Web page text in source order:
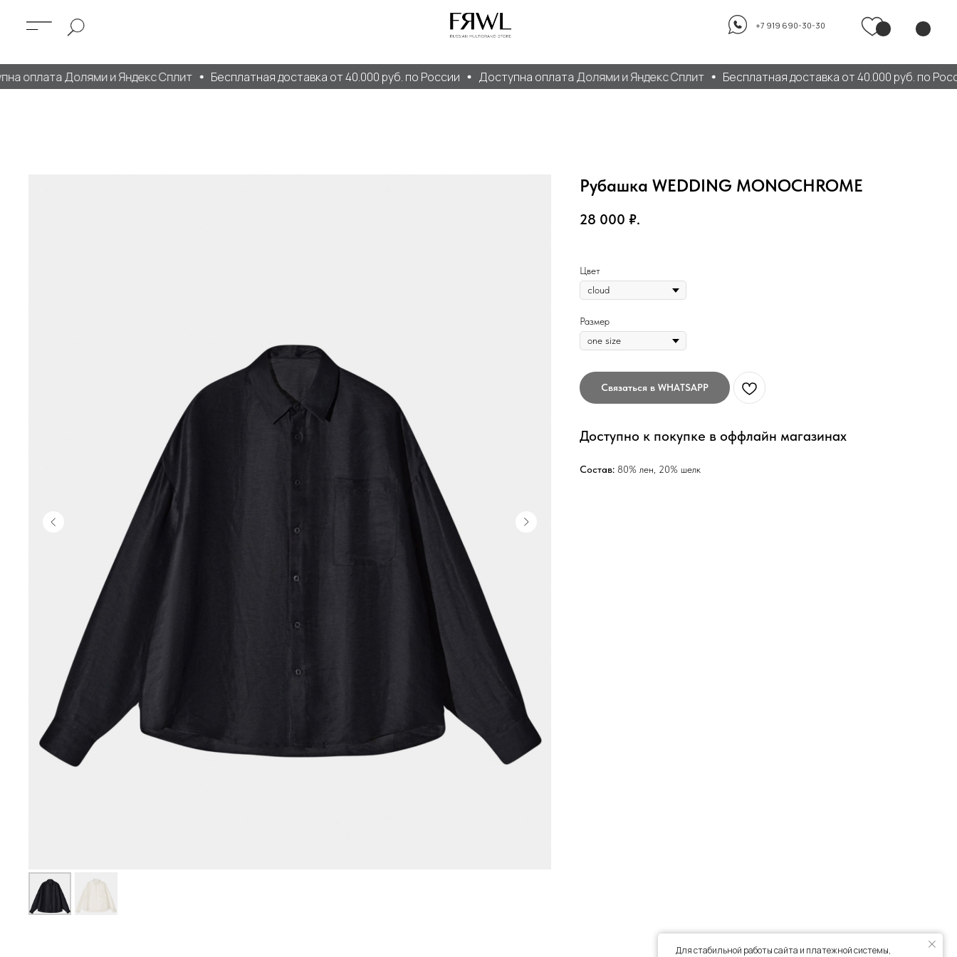
+7 919 690-30-30
оплата Долями и Яндекс Сплит Бесплатная доставка от 40.000 руб. по России Доступна оплата Долями и Яндекс Сплит Бесплатная доставка от 40.000 руб. по
Для стабильной работы сайта и платежной системы,
Рубашка WEDDING MONOCHROME
28 000 ₽.
Размер
Цвет
Связаться в WHATSAPP
Доступно к покупке в оффлайн магазинах
Состав: 80% лен, 20% шелк